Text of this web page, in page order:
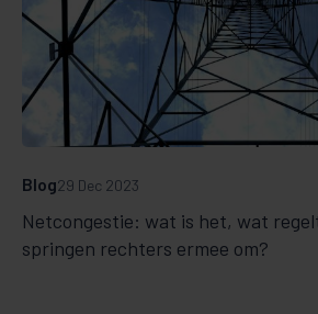
Netcongestie: wat is het, wat
springen rechters ermee om?
Blog29 Dec 2023